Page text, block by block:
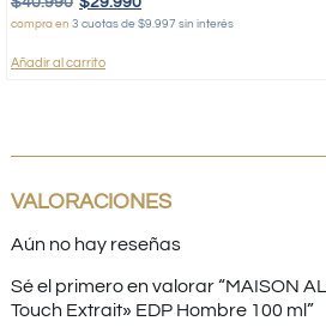
compra en 3 cuotas de $9.997 sin interés
Añadir al carrito
VALORACIONES
Aún no hay reseñas
Sé el primero en valorar “MAISON
Touch Extrait» EDP Hombre 100 ml”